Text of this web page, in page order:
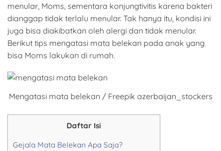
menular, Moms, sementara konjungtivitis karena bakteri
dianggap tidak terlalu menular. Tak hanya itu, kondisi ini
juga bisa diakibatkan oleh alergi dan tidak menular.
Berikut tips mengatasi mata belekan pada anak yang
bisa Moms lakukan di rumah.
Mengatasi mata belekan / Freepik azerbaijan_stockers
Daftar Isi
Gejala Mata Belekan Apa Saja?